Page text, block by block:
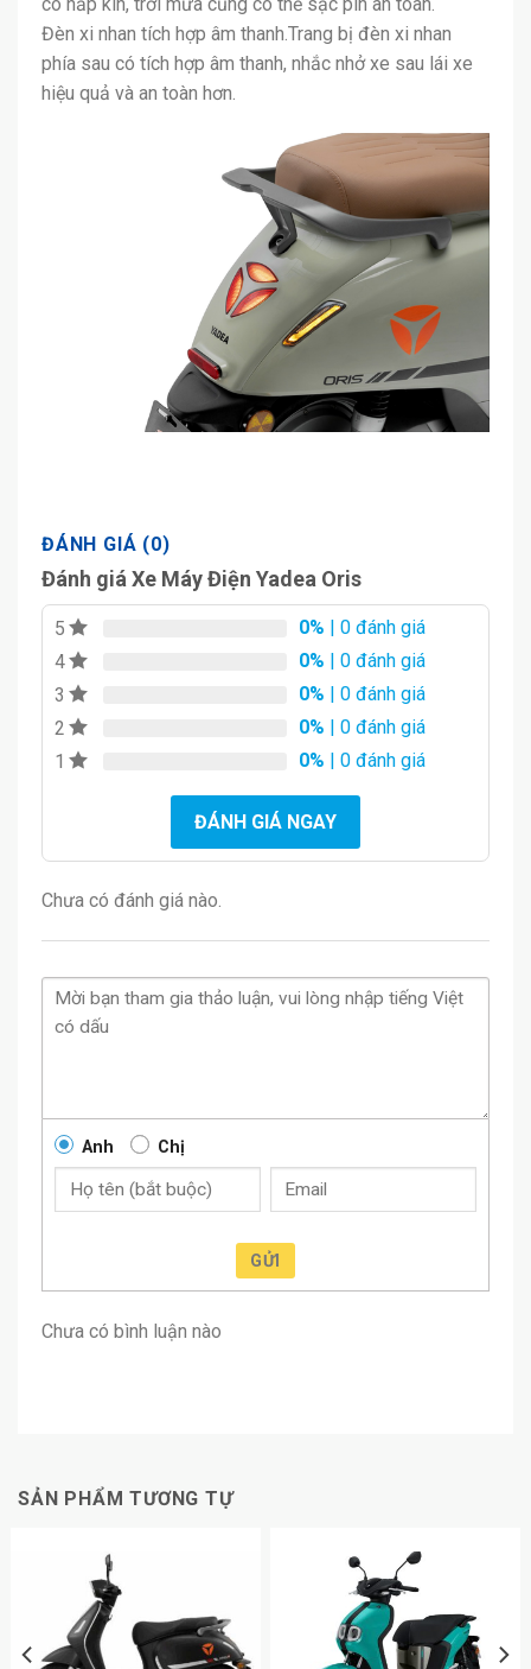
Đèn xi nhan tích hợp âm thanh.Trang bị đèn xi nhan
phía sau có tích hợp âm thanh, nhắc nhở xe sau lái xe
hiệu quả và an toàn hơn.
ĐÁNH GIÁ (0)
Đánh giá Xe Máy Điện Yadea Oris
5 0% | 0 đánh giá
4
0% | 0 đánh giá
3
0% | 0 đánh giá
2
0% | 0 đánh giá
1
0% | 0 đánh giá
ĐÁNH GIÁ NGAY
Chưa có đánh giá nào.
Anh Chị
GỬI
Chưa có bình luận nào
SẢN PHẨM TƯƠNG TỰ